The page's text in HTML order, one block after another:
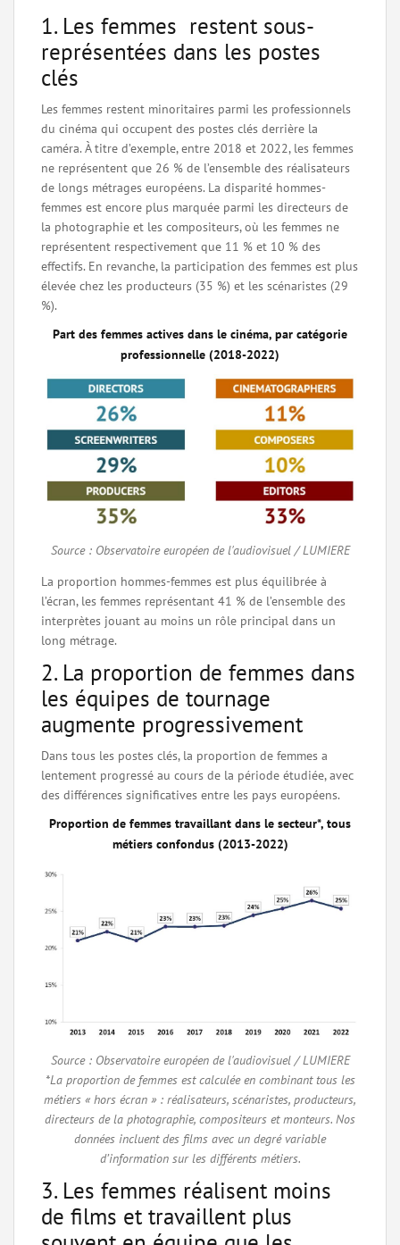
1. Les femmes restent sous-
représentées dans les postes
clés
Les femmes restent minoritaires parmi les professionnels
du cinéma qui occupent des postes clés derrière la
caméra. À titre d’exemple, entre 2018 et 2022, les femmes
ne représentent que 26 % de l’ensemble des réalisateurs
de longs métrages européens. La disparité hommes-
femmes est encore plus marquée parmi les directeurs de
la photographie et les compositeurs, où les femmes ne
représentent respectivement que 11 % et 10 % des
effectifs. En revanche, la participation des femmes est plus
élevée chez les producteurs (35 %) et les scénaristes (29
%).
Part des femmes actives dans le cinéma, par catégorie
professionnelle (2018-2022)
Source : Observatoire européen de l'audiovisuel / LUMIERE
La proportion hommes-femmes est plus équilibrée à
l’écran, les femmes représentant 41 % de l’ensemble des
interprètes jouant au moins un rôle principal dans un
long métrage.
2. La proportion de femmes dans
les équipes de tournage
augmente progressivement
Dans tous les postes clés, la proportion de femmes a
lentement progressé au cours de la période étudiée, avec
des différences significatives entre les pays européens.
Proportion de femmes travaillant dans le secteur*, tous
métiers confondus (2013-2022)
Source : Observatoire européen de l'audiovisuel / LUMIERE
*La proportion de femmes est calculée en combinant tous les
métiers « hors écran » : réalisateurs, scénaristes, producteurs,
directeurs de la photographie, compositeurs et monteurs. Nos
données incluent des films avec un degré variable
d’information sur les différents métiers.
3. Les femmes réalisent moins
de films et travaillent plus